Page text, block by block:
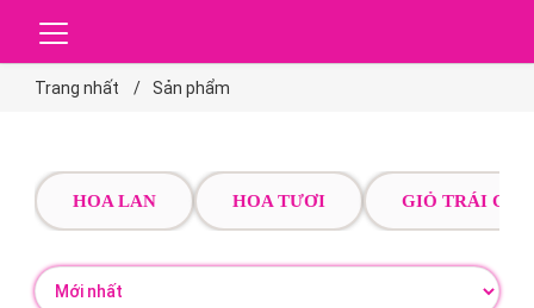
Trang nhất Sản phẩm
HOA LAN HOA TƯƠI GIỎ TRÁI CÂY